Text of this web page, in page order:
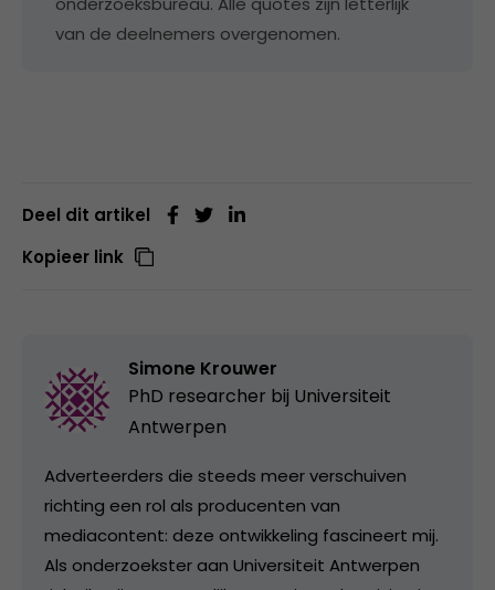
van de deelnemers overgenomen.
Deel dit artikel
Kopieer link
Simone Krouwer
PhD researcher bij Universiteit
Antwerpen
Adverteerders die steeds meer verschuiven
richting een rol als producenten van
mediacontent: deze ontwikkeling fascineert mij.
Als onderzoekster aan Universiteit Antwerpen